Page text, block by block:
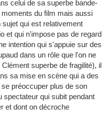
celui de sa superbe bande-
du film mais aussi
qui est relativement
et qui n'impose pas de regard
intention qui s'appuie sur des
dans un rôle que l'on ne
superbe de fragilité), il
sa mise en scène qui a des
préoccuper plus de son
spectateur qui subit pendant
et dont on décroche